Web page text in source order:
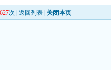
次 |返回列表 关闭本页